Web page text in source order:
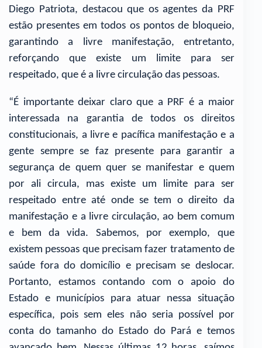
Diego Patriota, destacou que os agentes da PRF
estão presentes em todos os pontos de bloqueio,
garantindo a livre manifestação, entretanto,
reforçando que existe um limite para ser
respeitado, que é a livre circulação das pessoas.
“É importante deixar claro que a PRF é a maior
interessada na garantia de todos os direitos
constitucionais, a livre e pacífica manifestação e a
gente sempre se faz presente para garantir a
segurança de quem quer se manifestar e quem
por ali circula, mas existe um limite para ser
respeitado entre até onde se tem o direito da
manifestação e a livre circulação, ao bem comum
e bem da vida. Sabemos, por exemplo, que
existem pessoas que precisam fazer tratamento de
saúde fora do domicílio e precisam se deslocar.
Portanto, estamos contando com o apoio do
Estado e municípios para atuar nessa situação
específica, pois sem eles não seria possível por
conta do tamanho do Estado do Pará e temos